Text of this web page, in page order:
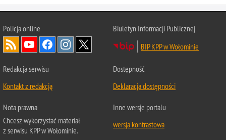
Policja online
Biuletyn Informacji Publicznej
BIP KPP w Wołominie
Redakcja serwisu
Kontakt z redakcją
Dostępność
Deklaracja dostępności
Nota prawna
Chcesz wykorzystać materiał
z serwisu KPP w Wołominie.
Inne wersje portalu
wersja kontrastowa